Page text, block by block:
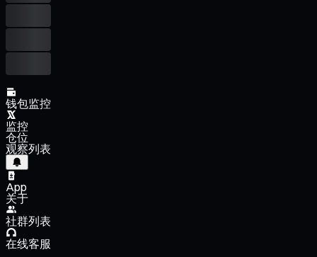
钱包监控
监控
仓位
观察列表
App
关于
社群列表
在线客服